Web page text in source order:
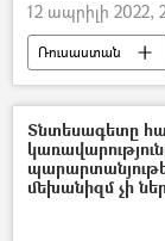
12 ապրիլի 2022,
Ռուսաստան
Իգոր Կոնաշենկով
Տնտեսագետը
մեխանիզմ չի